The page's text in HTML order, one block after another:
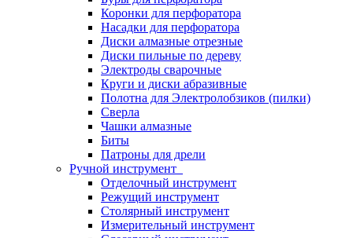
Коронки для перфоратора
Насадки для перфоратора
Диски алмазные отрезные
Диски пильные по дереву
Электроды сварочные
Круги и диски абразивные
Полотна для Электролобзиков (пилки)
Сверла
Чашки алмазные
Биты
Патроны для дрели
Ручной инструмент
Отделочный инструмент
Режущий инструмент
Столярный инструмент
Измерительный инструмент